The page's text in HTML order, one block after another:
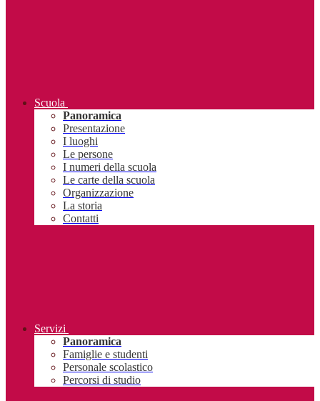
Scuola
Panoramica
Presentazione
I luoghi
Le persone
I numeri della scuola
Le carte della scuola
Organizzazione
La storia
Contatti
Servizi
Panoramica
Famiglie e studenti
Personale scolastico
Percorsi di studio